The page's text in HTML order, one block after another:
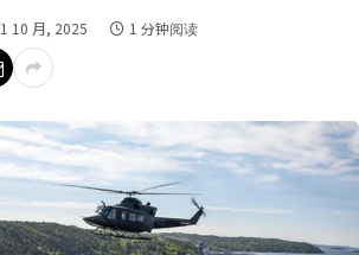
1 10 月, 2025 1 分钟阅读